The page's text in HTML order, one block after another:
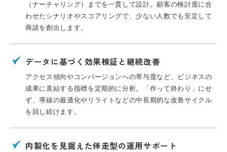
（ナーチャリング）までを一貫して設計。顧客の検討度に合
わせたシナリオやスコアリングで、少ない人数でも安定して
商談を創出します。
データに基づく効果検証と継続改善
アクセス傾向やコンバージョンへの寄与度など、ビジネスの
成果に直結する指標を定期的に分析。「作って終わり」にせ
ず、導線の最適化やリライトなどの中長期的な改善サイクル
を回し続けます。
内製化を見据えた伴走型の運用サポート